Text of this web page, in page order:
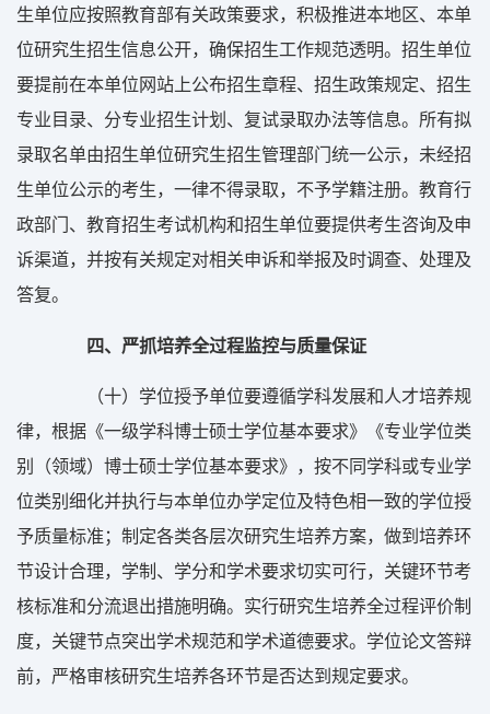
生单位应按照教育部有关政策要求，积极推进本地区、本单
位研究生招生信息公开，确保招生工作规范透明。招生单位
要提前在本单位网站上公布招生章程、招生政策规定、招生
专业目录、分专业招生计划、复试录取办法等信息。所有拟
录取名单由招生单位研究生招生管理部门统一公示，未经招
生单位公示的考生，一律不得录取，不予学籍注册。教育行
政部门、教育招生考试机构和招生单位要提供考生咨询及申
诉渠道，并按有关规定对相关申诉和举报及时调查、处理及
答复。
四、严抓培养全过程监控与质量保证
（十）学位授予单位要遵循学科发展和人才培养规
律，根据《一级学科博士硕士学位基本要求》《专业学位类
别（领域）博士硕士学位基本要求》，按不同学科或专业学
位类别细化并执行与本单位办学定位及特色相一致的学位授
予质量标准；制定各类各层次研究生培养方案，做到培养环
节设计合理，学制、学分和学术要求切实可行，关键环节考
核标准和分流退出措施明确。实行研究生培养全过程评价制
度，关键节点突出学术规范和学术道德要求。学位论文答辩
前，严格审核研究生培养各环节是否达到规定要求。